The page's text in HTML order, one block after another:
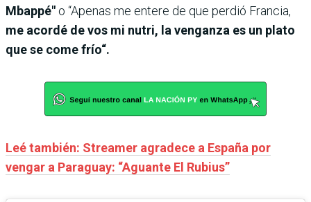
Mbappé" o “Apenas me entere de que perdió Francia,
me acordé de vos mi nutri, la venganza es un plato
que se come frío“.
Leé también: Streamer agradece a España por
vengar a Paraguay: “Aguante El Rubius”